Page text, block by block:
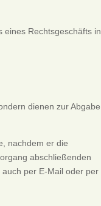
eines Rechtsgeschäfts in
dienen zur Abgabe
nachdem er die
abschließenden
per E-Mail oder per